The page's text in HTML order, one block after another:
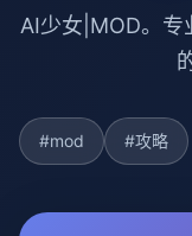
AI少女|MOD。专
#mod #攻略